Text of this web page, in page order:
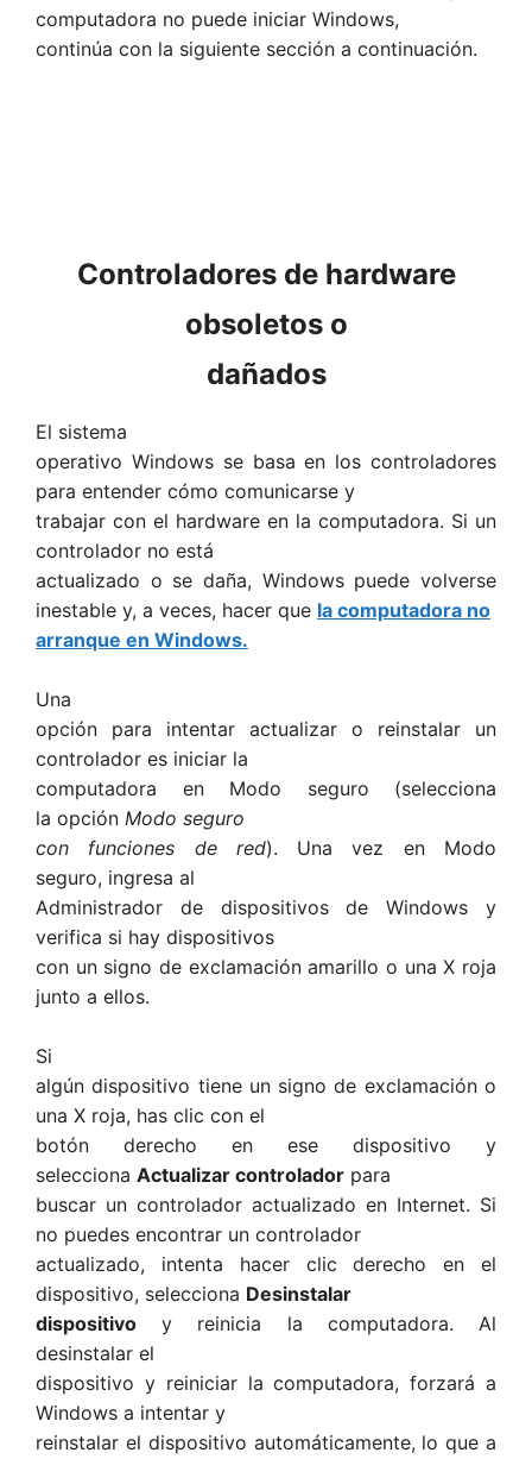
computadora no puede iniciar Windows,
continúa con la siguiente sección a continuación.
Controladores de hardware
obsoletos o
dañados
El sistema
operativo Windows se basa en los controladores
para entender cómo comunicarse y
trabajar con el hardware en la computadora. Si un
controlador no está
actualizado o se daña, Windows puede volverse
inestable y, a veces, hacer que la computadora no
arranque en Windows.
Una
opción para intentar actualizar o reinstalar un
controlador es iniciar la
computadora en Modo seguro (selecciona
la opción Modo seguro
con funciones de red). Una vez en Modo
seguro, ingresa al
Administrador de dispositivos de Windows y
verifica si hay dispositivos
con un signo de exclamación amarillo o una X roja
junto a ellos.
Si
algún dispositivo tiene un signo de exclamación o
una X roja, has clic con el
botón derecho en ese dispositivo y
selecciona Actualizar controlador para
buscar un controlador actualizado en Internet. Si
no puedes encontrar un controlador
actualizado, intenta hacer clic derecho en el
dispositivo, selecciona Desinstalar
dispositivo y reinicia la computadora. Al
desinstalar el
dispositivo y reiniciar la computadora, forzará a
Windows a intentar y
reinstalar el dispositivo automáticamente, lo que a